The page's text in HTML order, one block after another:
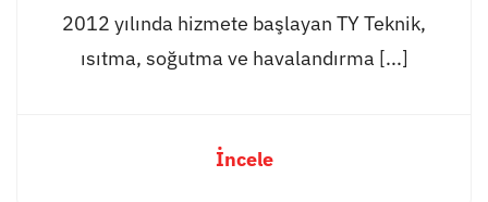
2012 yılında hizmete başlayan TY Teknik,
ısıtma, soğutma ve havalandırma [...]
İncele